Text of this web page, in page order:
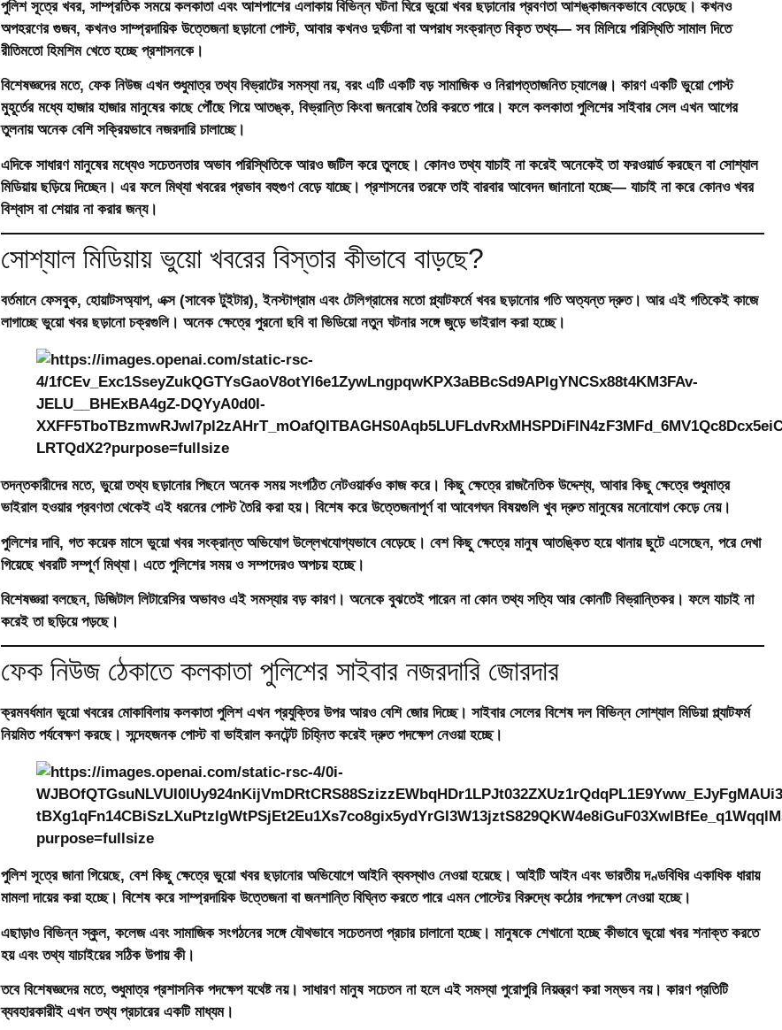
পুলিশ সূত্রে খবর, সাম্প্রতিক সময়ে কলকাতা এবং আশপাশের এলাকায় বিভিন্ন ঘটনা ঘিরে ভুয়ো খবর ছড়ানোর প্রবণতা আশঙ্কাজনকভাবে বেড়েছে। কখনও
অপহরণের গুজব, কখনও সাম্প্রদায়িক উত্তেজনা ছড়ানো পোস্ট, আবার কখনও দুর্ঘটনা বা অপরাধ সংক্রান্ত বিকৃত তথ্য— সব মিলিয়ে পরিস্থিতি সামাল দিতে
রীতিমতো হিমশিম খেতে হচ্ছে প্রশাসনকে।
বিশেষজ্ঞদের মতে, ফেক নিউজ এখন শুধুমাত্র তথ্য বিভ্রাটের সমস্যা নয়, বরং এটি একটি বড় সামাজিক ও নিরাপত্তাজনিত চ্যালেঞ্জ। কারণ একটি ভুয়ো পোস্ট
মুহূর্তের মধ্যে হাজার হাজার মানুষের কাছে পৌঁছে গিয়ে আতঙ্ক, বিভ্রান্তি কিংবা জনরোষ তৈরি করতে পারে। ফলে কলকাতা পুলিশের সাইবার সেল এখন আগের
তুলনায় অনেক বেশি সক্রিয়ভাবে নজরদারি চালাচ্ছে।
এদিকে সাধারণ মানুষের মধ্যেও সচেতনতার অভাব পরিস্থিতিকে আরও জটিল করে তুলছে। কোনও তথ্য যাচাই না করেই অনেকেই তা ফরওয়ার্ড করছেন বা সোশ্যাল
মিডিয়ায় ছড়িয়ে দিচ্ছেন। এর ফলে মিথ্যা খবরের প্রভাব বহুগুণ বেড়ে যাচ্ছে। প্রশাসনের তরফে তাই বারবার আবেদন জানানো হচ্ছে— যাচাই না করে কোনও খবর
বিশ্বাস বা শেয়ার না করার জন্য।
সোশ্যাল মিডিয়ায় ভুয়ো খবরের বিস্তার কীভাবে বাড়ছে?
বর্তমানে ফেসবুক, হোয়াটসঅ্যাপ, এক্স (সাবেক টুইটার), ইনস্টাগ্রাম এবং টেলিগ্রামের মতো প্ল্যাটফর্মে খবর ছড়ানোর গতি অত্যন্ত দ্রুত। আর এই গতিকেই কাজে
লাগাচ্ছে ভুয়ো খবর ছড়ানো চক্রগুলি। অনেক ক্ষেত্রে পুরনো ছবি বা ভিডিয়ো নতুন ঘটনার সঙ্গে জুড়ে ভাইরাল করা হচ্ছে।
তদন্তকারীদের মতে, ভুয়ো তথ্য ছড়ানোর পিছনে অনেক সময় সংগঠিত নেটওয়ার্কও কাজ করে। কিছু ক্ষেত্রে রাজনৈতিক উদ্দেশ্য, আবার কিছু ক্ষেত্রে শুধুমাত্র
ভাইরাল হওয়ার প্রবণতা থেকেই এই ধরনের পোস্ট তৈরি করা হয়। বিশেষ করে উত্তেজনাপূর্ণ বা আবেগঘন বিষয়গুলি খুব দ্রুত মানুষের মনোযোগ কেড়ে নেয়।
পুলিশের দাবি, গত কয়েক মাসে ভুয়ো খবর সংক্রান্ত অভিযোগ উল্লেখযোগ্যভাবে বেড়েছে। বেশ কিছু ক্ষেত্রে মানুষ আতঙ্কিত হয়ে থানায় ছুটে এসেছেন, পরে দেখা
গিয়েছে খবরটি সম্পূর্ণ মিথ্যা। এতে পুলিশের সময় ও সম্পদেরও অপচয় হচ্ছে।
বিশেষজ্ঞরা বলছেন, ডিজিটাল লিটারেসির অভাবও এই সমস্যার বড় কারণ। অনেকে বুঝতেই পারেন না কোন তথ্য সত্যি আর কোনটি বিভ্রান্তিকর। ফলে যাচাই না
করেই তা ছড়িয়ে পড়ছে।
ফেক নিউজ ঠেকাতে কলকাতা পুলিশের সাইবার নজরদারি জোরদার
ক্রমবর্ধমান ভুয়ো খবরের মোকাবিলায় কলকাতা পুলিশ এখন প্রযুক্তির উপর আরও বেশি জোর দিচ্ছে। সাইবার সেলের বিশেষ দল বিভিন্ন সোশ্যাল মিডিয়া প্ল্যাটফর্ম
নিয়মিত পর্যবেক্ষণ করছে। সন্দেহজনক পোস্ট বা ভাইরাল কনটেন্ট চিহ্নিত করেই দ্রুত পদক্ষেপ নেওয়া হচ্ছে।
পুলিশ সূত্রে জানা গিয়েছে, বেশ কিছু ক্ষেত্রে ভুয়ো খবর ছড়ানোর অভিযোগে আইনি ব্যবস্থাও নেওয়া হয়েছে। আইটি আইন এবং ভারতীয় দণ্ডবিধির একাধিক ধারায়
মামলা দায়ের করা হচ্ছে। বিশেষ করে সাম্প্রদায়িক উত্তেজনা বা জনশান্তি বিঘ্নিত করতে পারে এমন পোস্টের বিরুদ্ধে কঠোর পদক্ষেপ নেওয়া হচ্ছে।
এছাড়াও বিভিন্ন স্কুল, কলেজ এবং সামাজিক সংগঠনের সঙ্গে যৌথভাবে সচেতনতা প্রচার চালানো হচ্ছে। মানুষকে শেখানো হচ্ছে কীভাবে ভুয়ো খবর শনাক্ত করতে
হয় এবং তথ্য যাচাইয়ের সঠিক উপায় কী।
তবে বিশেষজ্ঞদের মতে, শুধুমাত্র প্রশাসনিক পদক্ষেপ যথেষ্ট নয়। সাধারণ মানুষ সচেতন না হলে এই সমস্যা পুরোপুরি নিয়ন্ত্রণ করা সম্ভব নয়। কারণ প্রতিটি
ব্যবহারকারীই এখন তথ্য প্রচারের একটি মাধ্যম।